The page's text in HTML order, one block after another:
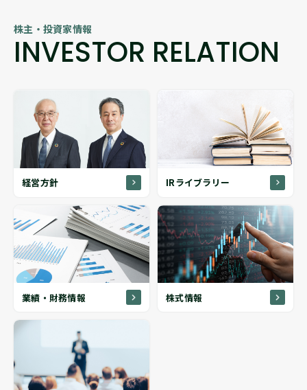
株主・投資家情報
INVESTOR RELATION
経営方針 IRライブラリー
業績・財務情報 株式情報